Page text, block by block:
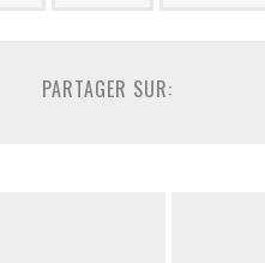
PARTAGER SUR: